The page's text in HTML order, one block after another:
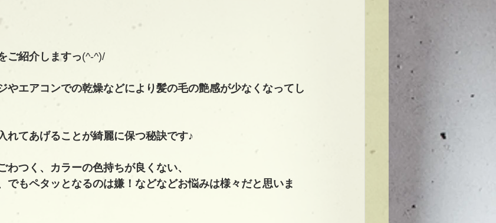
ご紹介しますっ(^-^)/
やエアコンでの乾燥などにより髪の毛の艶感が少なくなってし
れてあげることが綺麗に保つ秘訣です♪
つく、カラーの色持ちが良くない、
でもペタッとなるのは嫌！などなどお悩みは様々だと思いま